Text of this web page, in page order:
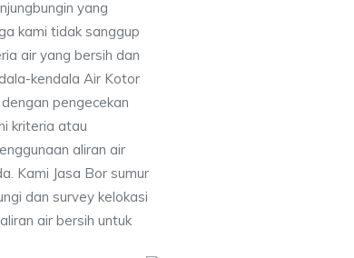
yang
kami tidak sanggup
air yang bersih dan
kendala Air Kotor
pengecekan
kriteria atau
aliran air
Kami Jasa Bor sumur
dan survey kelokasi
air bersih untuk